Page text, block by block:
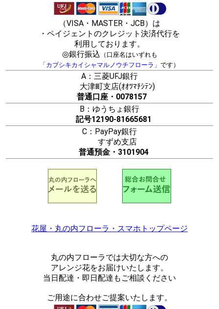
（VISA・MASTER・JCB）は
・ペイジェントのクレジット決済代行を
利用しております。
◎銀行振込 （口座名はいずれも
「カブシキカイシャマルノウチフローラ」 です）
A：三菱UFJ銀行
大津町支店(ｵｵﾂﾏﾁｼﾃﾝ)
普通口座・0078157
B：ゆうちょ銀行
記号12190-81665681
C：PayPay銀行
すずめ支店
普通預金・3101904
花屋・丸の内フローラ・スマホトップページ
丸の内フローラでは大切な方への
アレンジ花をお届けいたします。
当日配達・即日配達もご相談ください
ご用途に合わせご提案いたします。